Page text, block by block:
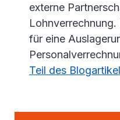
externe
für eine
Teil des